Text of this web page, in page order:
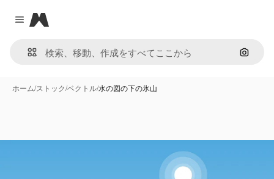
Close menu
Magnific
画像で
ホーム/ストック/ベクトル/水の図の下の氷山